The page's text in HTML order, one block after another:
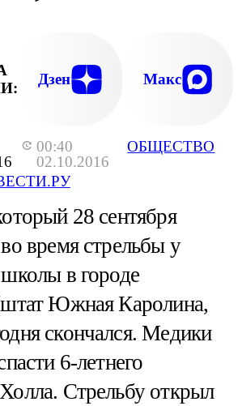
00:40
02.10.2016
ОБЩЕСТВО
Дзен Макс
28 сентября
время стрельбы у
в городе
Южная Каролина,
скончался. Медики
6-летнего
Стрельбу открыл